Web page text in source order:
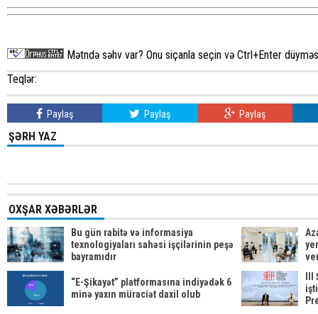
Mətndə səhv var? Onu siçanla seçin və Ctrl+Enter
Teqlər:
Paylaş Paylaş Paylaş
ŞƏRH YAZ
OXŞAR XƏBƏRLƏR
Bu gün rabitə və informasiya
texnologiyaları sahəsi işçilərinin peşə
bayramıdır
“E-Şikayət” platformasına indiyədək 6
minə yaxın müraciət daxil olub